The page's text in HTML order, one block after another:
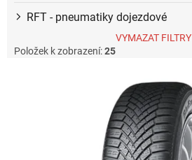
RFT - pneumatiky dojezdové
VYMAZAT FILTRY
Položek k zobrazení:25